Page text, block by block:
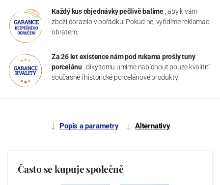
Každý kus objednávky pečlivě balíme , aby k vám
zboží dorazilo v pořádku. Pokud ne, vyřídíme reklamaci
obratem.
Za 26 let existence nám pod rukama prošly tuny
porcelánu , díky tomu umíme nabídnout pouze kvalitní
současné i historické porcelánové produkty.
Popis a parametry Alternativy
Často se kupuje společně